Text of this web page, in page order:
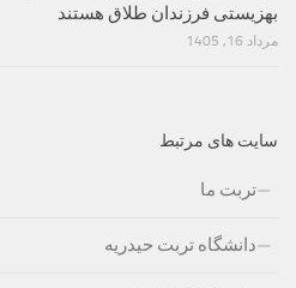
بهزیستی فرزندان طلاق هستند
مرداد 16, 1405
سایت های مرتبط
تربت ما
دانشگاه تربت حیدریه